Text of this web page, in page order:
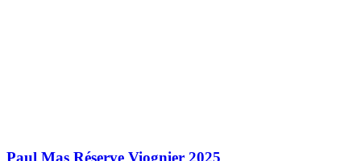
Paul Mas Réserve Viognier 2025